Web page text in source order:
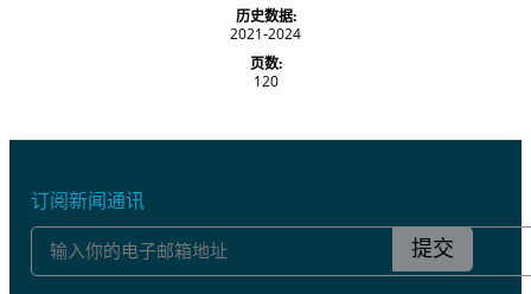
历史数据:
2021-2024
页数:
120
订阅新闻通讯
提交